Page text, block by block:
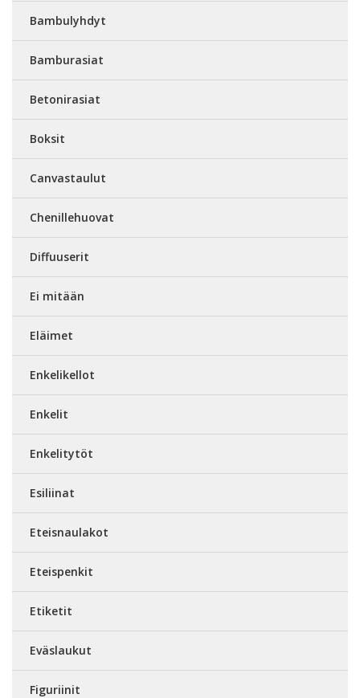
Bambulyhdyt
Bamburasiat
Betonirasiat
Boksit
Canvastaulut
Chenillehuovat
Diffuuserit
Ei mitään
Eläimet
Enkelikellot
Enkelit
Enkelitytöt
Esiliinat
Eteisnaulakot
Eteispenkit
Etiketit
Eväslaukut
Figuriinit